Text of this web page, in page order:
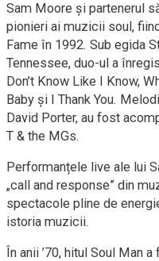
Sam Moore și partenerul
pionieri ai muzicii soul,
Fame în 1992. Sub egida
Tennessee, duo-ul a
Don’t Know Like I Know,
Baby și I Thank You.
David Porter, au fost
T & the MGs.
Performanțele live ale lui
„call and response” din
spectacole pline de
istoria muzicii.
În anii ’70, hitul Soul Man